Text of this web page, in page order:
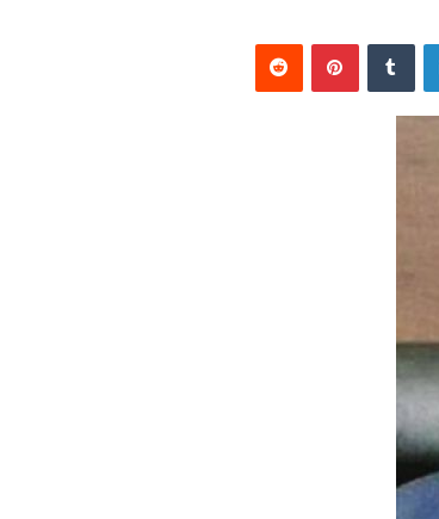
لينكدإن ‏Tumblr بينتيريست
‏Reddit